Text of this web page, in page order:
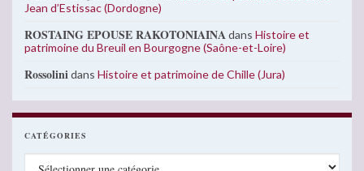
Jean d’Estissac (Dordogne)
ROSTAING EPOUSE RAKOTONIAINAdans Histoire et
patrimoine du Breuil en Bourgogne (Saône-et-Loire)
Rossolinidans Histoire et patrimoine de Chille (Jura)
CATÉGORIES
Catégories